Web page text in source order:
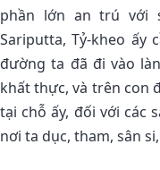
phần lớn an trú với
Sariputta, Tỷ-kheo ấy
đường ta đã đi vào
khất thực, và trên con
tại chỗ ấy, đối với các
nơi ta dục, tham, sân